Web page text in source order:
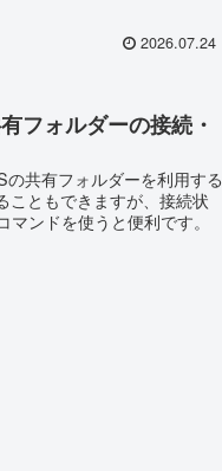
2026.07.24
フォルダーの接続・
共有フォルダーを利用する
こともできますが、接続状
ンドを使うと便利です。